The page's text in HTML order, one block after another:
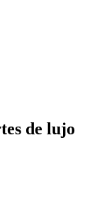
de lujo